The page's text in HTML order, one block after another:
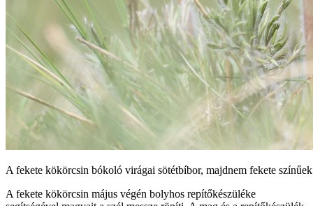
A fekete kökörcsin bókoló virágai sötétbíbor, majdnem fekete
A fekete kökörcsin május végén bolyhos repítőkészüléke